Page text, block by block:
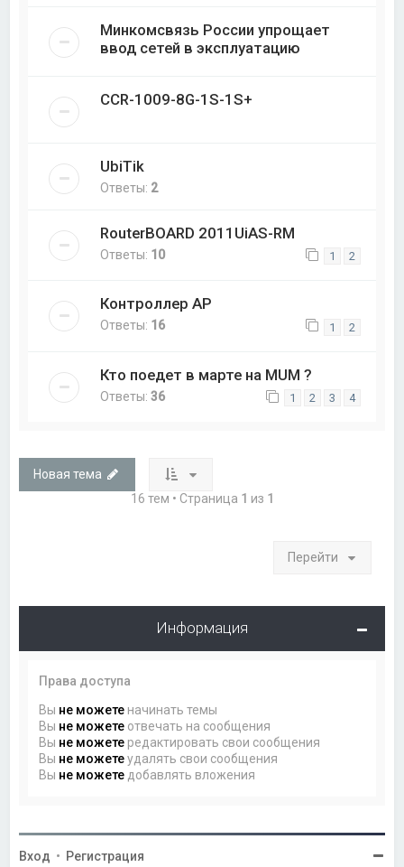
Минкомсвязь России упрощает
ввод сетей в эксплуатацию
CCR-1009-8G-1S-1S+
UbiTik
Ответы: 2
RouterBOARD 2011UiAS-RM
Ответы: 10 1 2
Контроллер AP
Ответы: 16 1 2
Кто поедет в марте на MUM ?
Ответы:36 1 2 3 4
Новая тема
16 тем • Страница 1 из 1
Перейти
Информация
Права доступа
Вы не можете начинать темы
Вы не можете отвечать на сообщения
Вы не можете редактировать свои сообщения
Вы не можетеудалять свои сообщения
Вы не можете добавлять вложения
Вход • Регистрация